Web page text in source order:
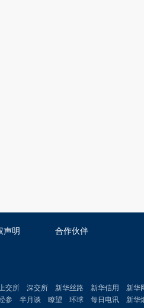
声明 合作伙伴
交所 深交所 新华丝路 新华信用 新华
参 半月谈 瞭望 环球 每日电讯 新华